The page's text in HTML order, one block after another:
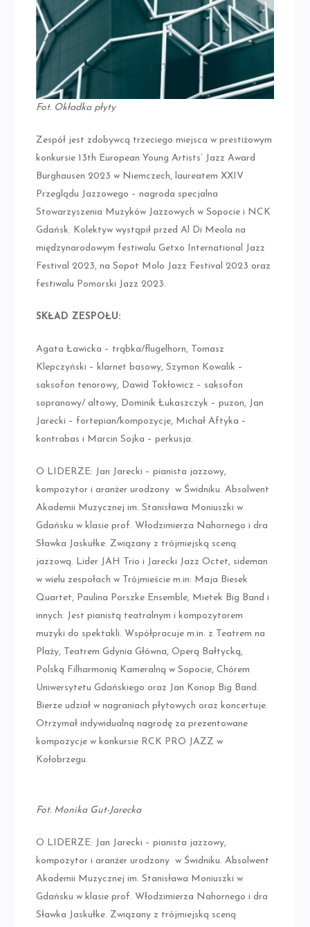
Fot. Okładka płyty
Zespół jest zdobywcą trzeciego miejsca w prestiżowym
konkursie 13th European Young Artists’ Jazz Award
Burghausen 2023 w Niemczech, laureatem XXIV
Przeglądu Jazzowego – nagroda specjalna
Stowarzyszenia Muzyków Jazzowych w Sopocie i NCK
Gdańsk. Kolektyw wystąpił przed Al Di Meola na
międzynarodowym festiwalu Getxo International Jazz
Festival 2023, na Sopot Molo Jazz Festival 2023 oraz
festiwalu Pomorski Jazz 2023.
SKŁAD ZESPOŁU:
Agata Ławicka – trąbka/flugelhorn, Tomasz
Klepczyński – klarnet basowy, Szymon Kowalik –
saksofon tenorowy, Dawid Tokłowicz – saksofon
sopranowy/ altowy, Dominik Łukaszczyk – puzon, Jan
Jarecki – fortepian/kompozycje, Michał Aftyka –
kontrabas i Marcin Sojka – perkusja.
O LIDERZE: Jan Jarecki – pianista jazzowy,
kompozytor i aranżer urodzony w Świdniku. Absolwent
Akademii Muzycznej im. Stanisława Moniuszki w
Gdańsku w klasie prof. Włodzimierza Nahornego i dra
Sławka Jaskułke. Związany z trójmiejską sceną
jazzową. Lider JAH Trio i Jarecki Jazz Octet, sideman
w wielu zespołach w Trójmieście m.in: Maja Biesek
Quartet, Paulina Porszke Ensemble, Mietek Big Band i
innych. Jest pianistą teatralnym i kompozytorem
muzyki do spektakli. Współpracuje m.in. z Teatrem na
Plaży, Teatrem Gdynia Główna, Operą Bałtycką,
Polską Filharmonią Kameralną w Sopocie, Chórem
Uniwersytetu Gdańskiego oraz Jan Konop Big Band.
Bierze udział w nagraniach płytowych oraz koncertuje.
Otrzymał indywidualną nagrodę za prezentowane
kompozycje w konkursie RCK PRO JAZZ w
Kołobrzegu.
Fot. Monika Gut-Jarecka
O LIDERZE: Jan Jarecki – pianista jazzowy,
kompozytor i aranżer urodzony w Świdniku. Absolwent
Akademii Muzycznej im. Stanisława Moniuszki w
Gdańsku w klasie prof. Włodzimierza Nahornego i dra
Sławka Jaskułke. Związany z trójmiejską sceną